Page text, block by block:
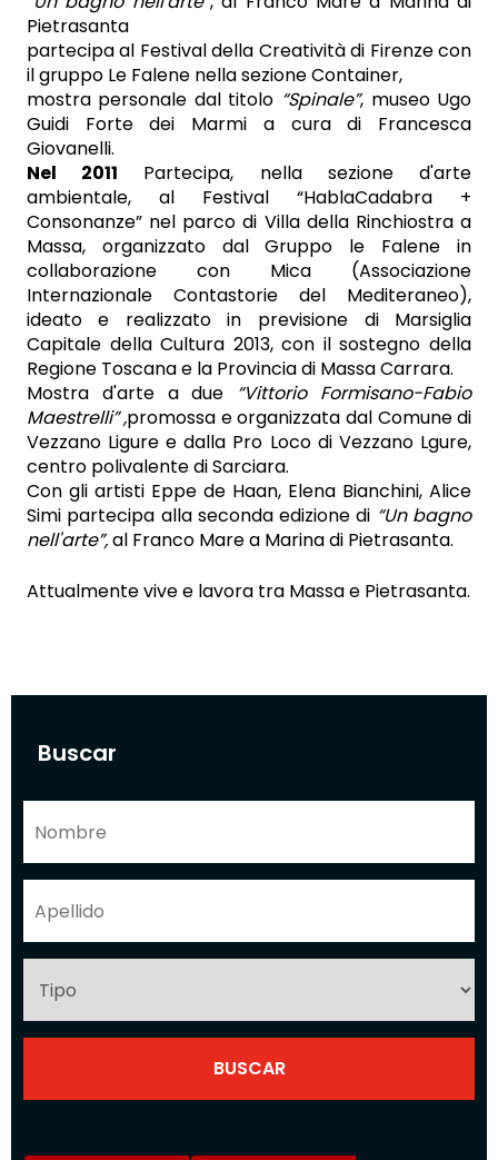
Buscar
Pietrasanta
partecipa al Festival della Creatività di Firenze con
il gruppo Le Falene nella sezione Container,
mostra personale dal titolo “Spinale”, museo Ugo
Guidi Forte dei Marmi a cura di Francesca
Giovanelli.
Nel 2011 Partecipa, nella sezione d'arte
ambientale, al Festival “HablaCadabra +
Consonanze” nel parco di Villa della Rinchiostra a
Massa, organizzato dal Gruppo le Falene in
collaborazione con Mica (Associazione
Internazionale Contastorie del Mediteraneo),
ideato e realizzato in previsione di Marsiglia
Capitale della Cultura 2013, con il sostegno della
Regione Toscana e la Provincia di Massa Carrara.
Mostra d'arte a due “Vittorio Formisano-Fabio
Maestrelli” ,promossa e organizzata dal Comune di
Vezzano Ligure e dalla Pro Loco di Vezzano Lgure,
centro polivalente di Sarciara.
Con gli artisti Eppe de Haan, Elena Bianchini, Alice
Simi partecipa alla seconda edizione di “Un bagno
nell'arte”,al Franco Mare a Marina di Pietrasanta.
Attualmente vive e lavora tra Massa e Pietrasanta.